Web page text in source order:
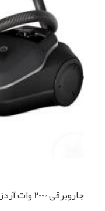
جاروبرقی 2000 وات آردزیا مدل AVC-CV20BK